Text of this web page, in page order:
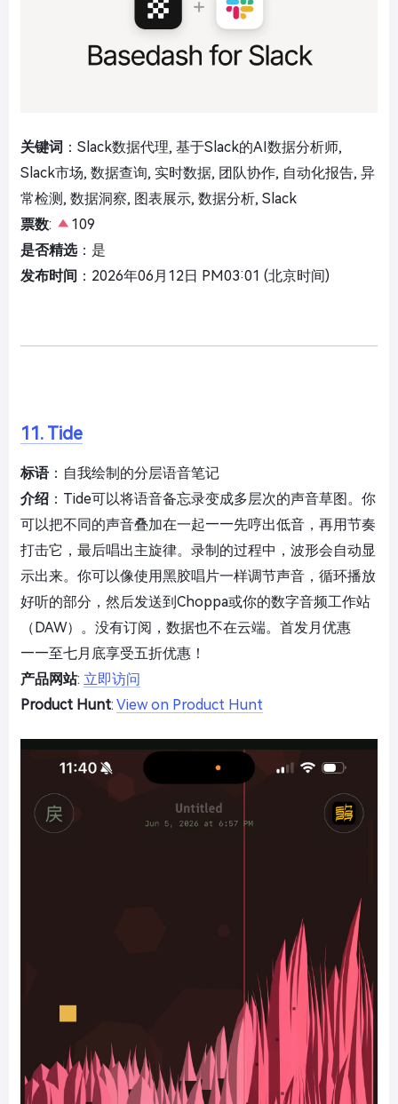
关键词 ：Slack数据代理, 基于Slack的AI数据分析师,
Slack市场, 数据查询, 实时数据, 团队协作, 自动化报告, 异
常检测, 数据洞察, 图表展示, 数据分析, Slack
票数:
109
是否精选：是
发布时间 ：2026年06月12日 PM03:01 (北京时间)
11. Tide
标语：自我绘制的分层语音笔记
介绍 ：Tide可以将语音备忘录变成多层次的声音草图。你
可以把不同的声音叠加在一起——先哼出低音，再用节奏
打击它，最后唱出主旋律。录制的过程中，波形会自动显
示出来。你可以像使用黑胶唱片一样调节声音，循环播放
好听的部分，然后发送到Choppa或你的数字音频工作站
（DAW）。没有订阅，数据也不在云端。首发月优惠
——至七月底享受五折优惠！
产品网站: 立即访问
Product Hunt: View on Product Hunt